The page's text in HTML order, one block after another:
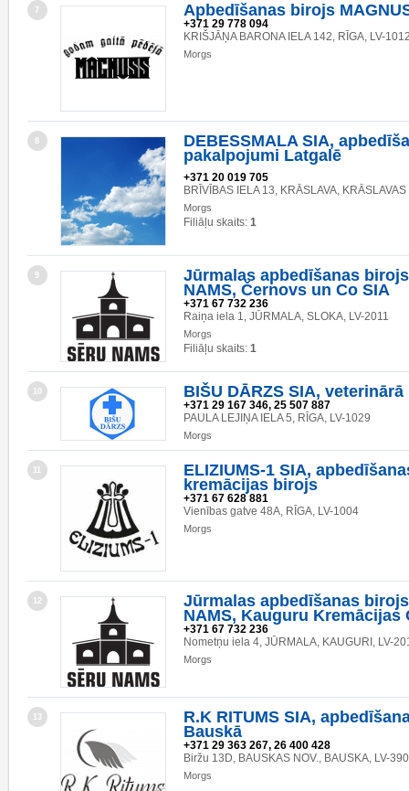
7 Apbedīšanas birojs
+371 29 778 094
KRIŠJĀŅA BARONA IELA 142, RĪGA, LV-
Morgs
8
DEBESSMALA SIA,
pakalpojumi Latgalē
+371 20 019 705
BRĪVĪBAS IELA 13, KRĀSLAVA,
Morgs
Filiāļu skaits: 1
9
Jūrmalas apbedīšanas
NAMS, Černovs un Co SIA
+371 67 732 236
Raiņa iela 1, JŪRMALA, SLOKA, LV-2011
Morgs
Filiāļu skaits: 1
10 BIŠU DĀRZS SIA,
+371 29 167 346, 25 507 887
PAULA LEJIŅA IELA 5, RĪGA, LV-1029
Morgs
11
ELIZIUMS-1 SIA,
kremācijas birojs
+371 67 628 881
Vienības gatve 48A, RĪGA, LV-1004
Morgs
12
Jūrmalas apbedīšanas
NAMS, Kauguru Kremācijas
+371 67 732 236
Nometņu iela 4, JŪRMALA, KAUGURI, LV-
Morgs
13
R.K RITUMS SIA,
Bauskā
+371 29 363 267, 26 400 428
Biržu 13D, BAUSKAS NOV., BAUSKA, LV-
Morgs